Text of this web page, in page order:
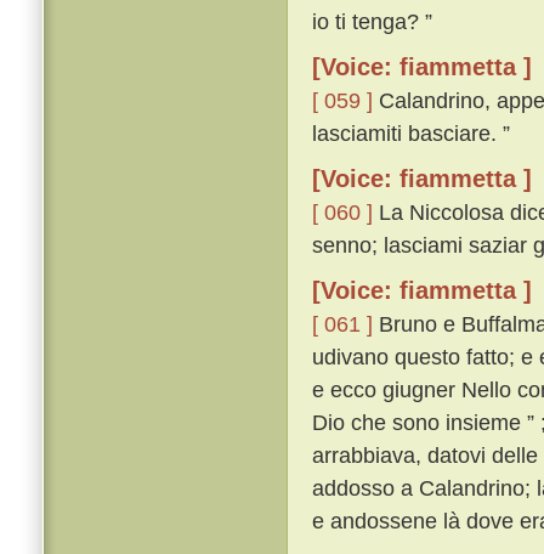
io ti tenga? ”
[Voice: fiammetta ]
[ 059 ] Calandrino,
lasciamiti basciare. ”
[Voice: fiammetta ]
[ 060 ] La Niccolosa
senno; lasciami saziar
[Voice: fiammetta ]
[ 061 ] Bruno e
udivano questo fatto; e
e ecco giugner Nello
Dio che sono insieme
arrabbiava, datovi
addosso a Calandrino;
e andossene là dove